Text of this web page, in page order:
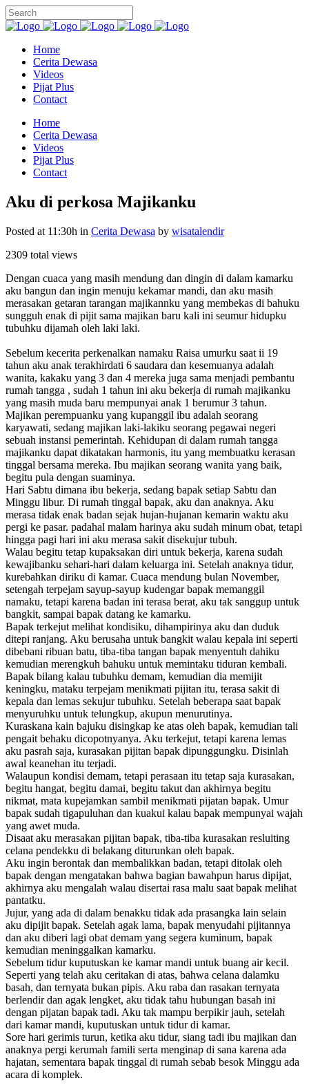
Home
Cerita Dewasa
Videos
Pijat Plus
Contact
Home
Cerita Dewasa
Videos
Pijat Plus
Contact
Aku di perkosa Majikanku
Posted at 11:30h in Cerita Dewasa by wisatalendir
2309 total views
Dengan cuaca yang masih mendung dan dingin di dalam kamarku
aku bangun dan ingin menuju kekamar mandi, dan aku masih
merasakan getaran tarangan majikannku yang membekas di bahuku
sungguh enak di pijit sama majikan baru kali ini seumur hidupku
tubuhku dijamah oleh laki laki.
Sebelum kecerita perkenalkan namaku Raisa umurku saat ii 19
tahun aku anak terakhirdati 6 saudara dan kesemuanya adalah
wanita, kakaku yang 3 dan 4 mereka juga sama menjadi pembantu
rumah tangga , sudah 1 tahun ini aku bekerja di rumah majikanku
yang masih muda baru mempunyai anak 1 berumur 3 tahun.
Majikan perempuanku yang kupanggil ibu adalah seorang
karyawati, sedang majikan laki-lakiku seorang pegawai negeri
sebuah instansi pemerintah. Kehidupan di dalam rumah tangga
majikanku dapat dikatakan harmonis, itu yang membuatku kerasan
tinggal bersama mereka. Ibu majikan seorang wanita yang baik,
begitu pula dengan suaminya.
Hari Sabtu dimana ibu bekerja, sedang bapak setiap Sabtu dan
Minggu libur. Di rumah tinggal bapak, aku dan anaknya. Aku
merasa tidak enak badan sejak hujan-hujanan kemarin waktu aku
pergi ke pasar. padahal malam harinya aku sudah minum obat, tetapi
hingga pagi hari ini aku merasa sakit disekujur tubuh.
Walau begitu tetap kupaksakan diri untuk bekerja, karena sudah
kewajibanku sehari-hari dalam keluarga ini. Setelah anaknya tidur,
kurebahkan diriku di kamar. Cuaca mendung bulan November,
setengah terpejam sayup-sayup kudengar bapak memanggil
namaku, tetapi karena badan ini terasa berat, aku tak sanggup untuk
bangkit, sampai bapak datang ke kamarku.
Bapak terkejut melihat kondisiku, dihampirinya aku dan duduk
ditepi ranjang. Aku berusaha untuk bangkit walau kepala ini seperti
dibebani ribuan batu, tiba-tiba tangan bapak menyentuh dahiku
kemudian merengkuh bahuku untuk memintaku tiduran kembali.
Bapak bilang kalau tubuhku demam, kemudian dia memijit
keningku, mataku terpejam menikmati pijitan itu, terasa sakit di
kepala dan lemas sekujur tubuhku. Setelah beberapa saat bapak
menyuruhku untuk telungkup, akupun menurutinya.
Kuraskana kain bajuku disingkap ke atas oleh bapak, kemudian tali
pengait behaku dicopotnyanya. Aku terkejut, tetapi karena lemas
aku pasrah saja, kurasakan pijitan bapak dipunggungku. Disinlah
awal keanehan itu terjadi.
Walaupun kondisi demam, tetapi perasaan itu tetap saja kurasakan,
begitu hangat, begitu damai, begitu takut dan akhirnya begitu
nikmat, mata kupejamkan sambil menikmati pijatan bapak. Umur
bapak sudah tigapuluhan dan kuakui kalau bapak mempunyai wajah
yang awet muda.
Disaat aku merasakan pijitan bapak, tiba-tiba kurasakan resluiting
celana pendekku di belakang diturunkan oleh bapak.
Aku ingin berontak dan membalikkan badan, tetapi ditolak oleh
bapak dengan mengatakan bahwa bagian bawahpun harus dipijat,
akhirnya aku mengalah walau disertai rasa malu saat bapak melihat
pantatku.
Jujur, yang ada di dalam benakku tidak ada prasangka lain selain
aku dipijit bapak. Setelah agak lama, bapak menyudahi pijitannya
dan aku diberi lagi obat demam yang segera kuminum, bapak
kemudian meninggalkan kamarku.
Sebelum tidur kuputuskan ke kamar mandi untuk buang air kecil.
Seperti yang telah aku ceritakan di atas, bahwa celana dalamku
basah, dan ternyata bukan pipis. Aku raba dan rasakan ternyata
berlendir dan agak lengket, aku tidak tahu hubungan basah ini
dengan pijatan bapak tadi. Aku tak mampu berpikir jauh, setelah
dari kamar mandi, kuputuskan untuk tidur di kamar.
Sore hari gerimis turun, ketika aku tidur, siang tadi ibu majikan dan
anaknya pergi kerumah famili serta menginap di sana karena ada
hajatan, sementara bapak tinggal di rumah sebab besok Minggu ada
acara di komplek.